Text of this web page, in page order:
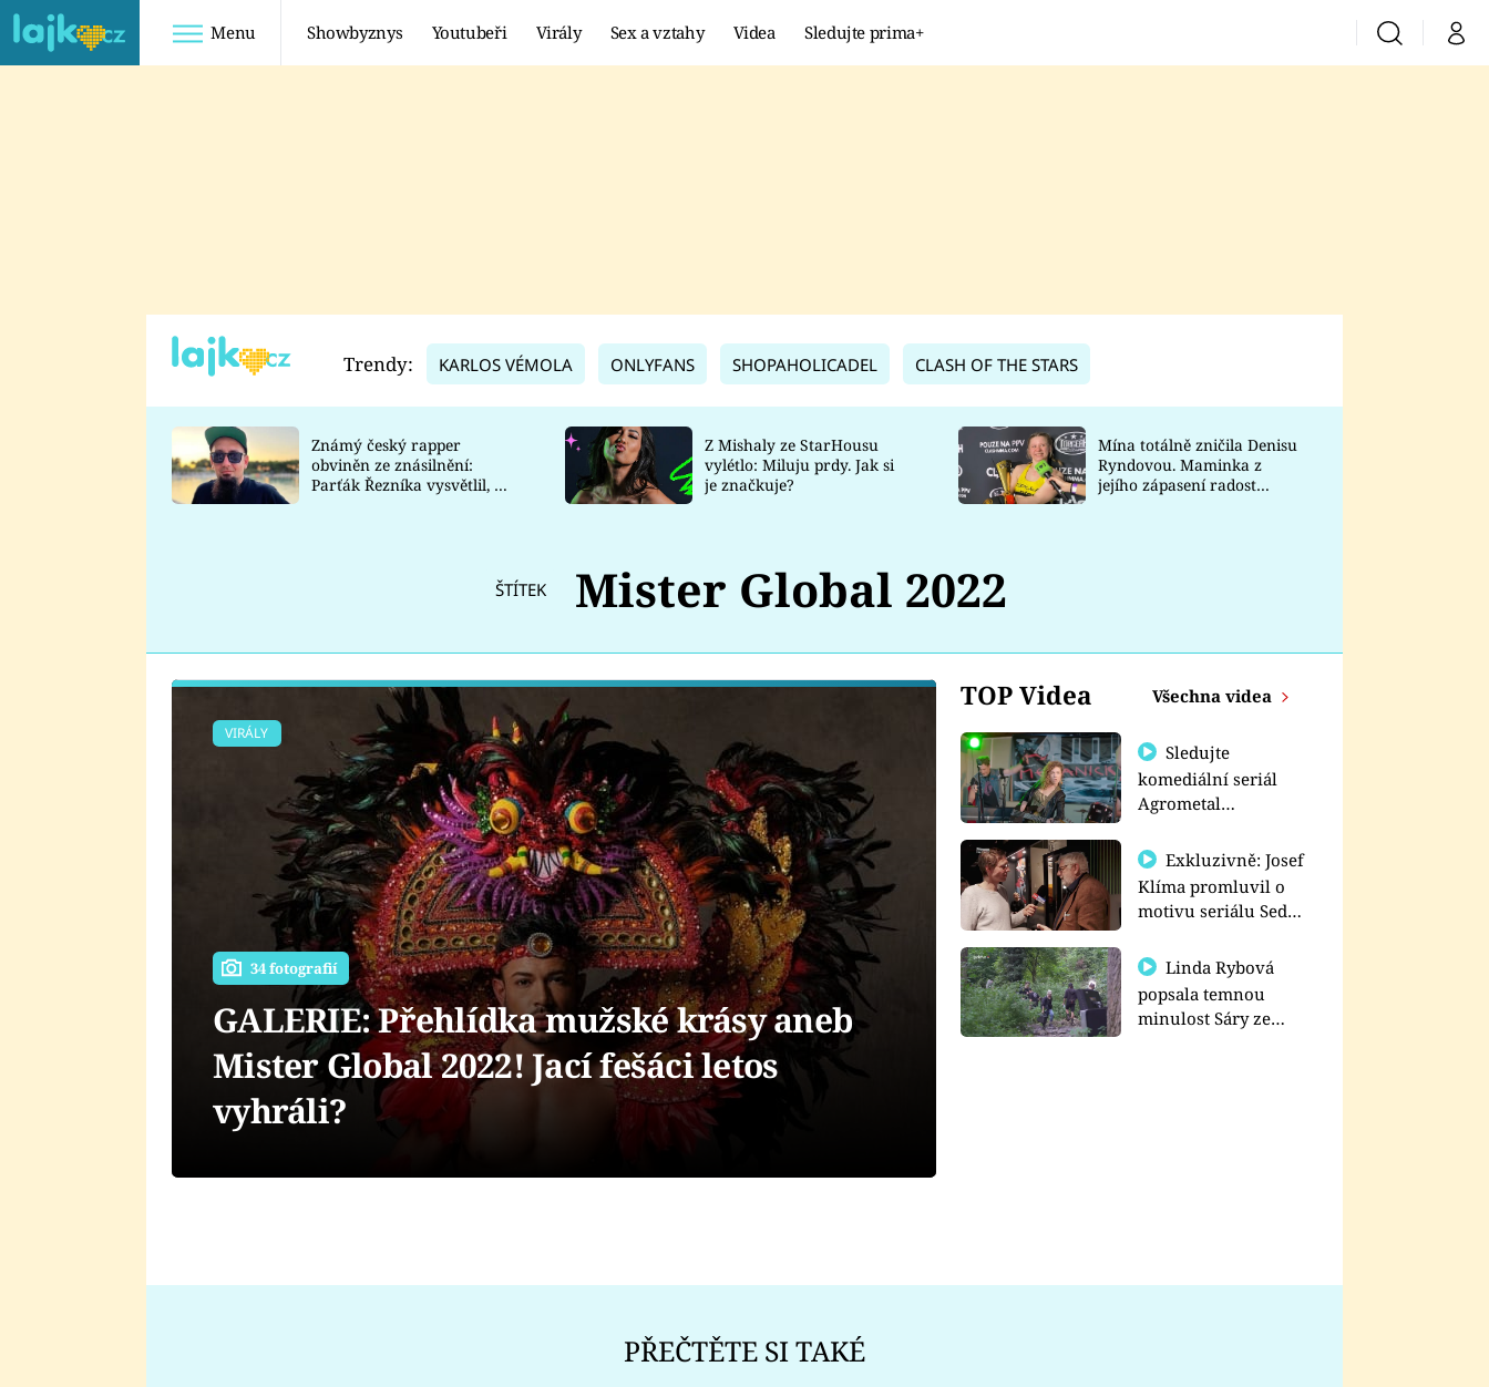
Menu Showbyznys Youtubeři Virály Sex a vztahy Videa Sledujte prima+ VyhledáváníMůj
TADEÁŠ KUBĚNKA
DATEL
Prima Lajk
Sledujte nás
Trendy: KARLOS VÉMOLA ONLYFANS SHOPAHOLICADEL CLASH OF THE STARS
Známý český rapper
obviněn ze znásilnění:
Parťák Řezníka vysvětlil, co
Z Mishaly ze StarHousu
vylétlo: Miluju prdy. Jak si
je značkuje?
Mína totálně zničila Denisu
Ryndovou. Maminka z
jejího zápasení radost
ŠTÍTEK Mister Global 2022
TOP Videa Všechna videa
Sledujte
komediální seriál
Agrometal
prima+
Exkluzivně: Josef
Klíma promluvil o
motivu seriálu Sedm
Linda Rybová
popsala temnou
minulost Sáry ze
VIRÁLY
34 fotografií
GALERIE: Přehlídka mužské krásy aneb
Mister Global 2022! Jací fešáci letos
vyhráli?
PŘEČTĚTE SI TAKÉ